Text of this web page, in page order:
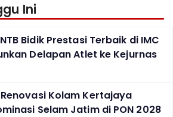
Ini
Bidik Prestasi Terbaik di IMC
Delapan Atlet ke Kejurnas
Kolam Kertajaya
Selam Jatim di PON 2028